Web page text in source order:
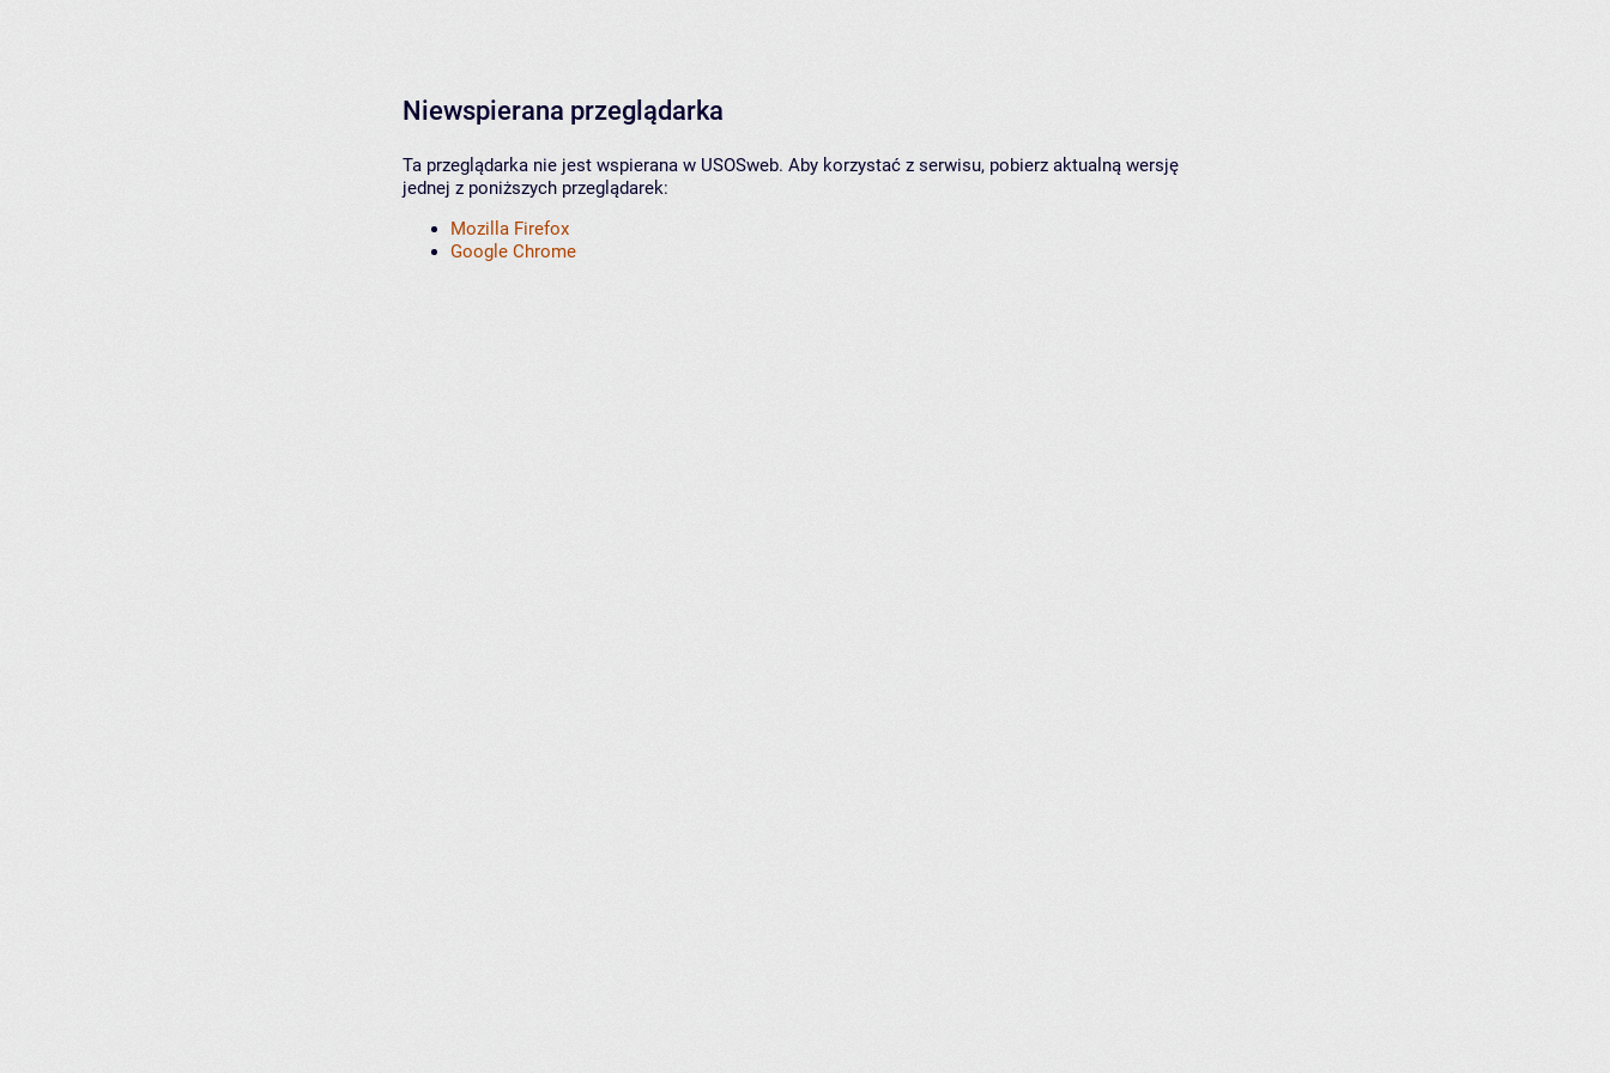
Niewspierana przeglądarka
Ta przeglądarka nie jest wspierana w USOSweb. Aby korzystać z serwisu, pobierz aktualną wersję
jednej z poniższych przeglądarek:
Mozilla Firefox
Google Chrome